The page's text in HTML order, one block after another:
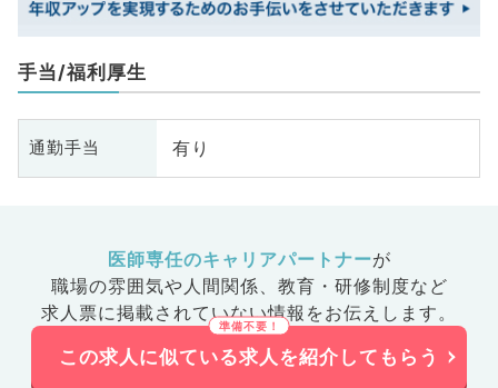
手当/福利厚生
通勤手当 有り
医師専任のキャリアパートナーが
職場の雰囲気や人間関係、 教育・研修制度など
求人票に掲載されていない情報をお伝えします。
この求人に似ている求人を紹介してもらう